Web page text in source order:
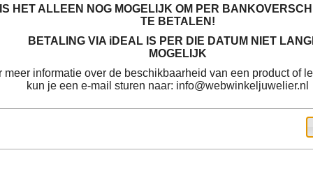
HET ALLEEN NOG MOGELIJK OM PER
TE BETALEN!
BETALING VIA iDEAL IS PER DIE DATUM NIET
MOGELIJK
meer informatie over de beschikbaarheid van een product of
kun je een e-mail sturen naar: info@webwinkeljuwelier.nl